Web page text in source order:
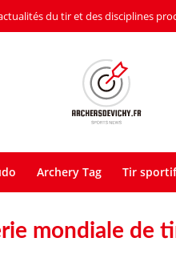
du tir et des disciplines
Archery Tag Tir sportif
mondiale de